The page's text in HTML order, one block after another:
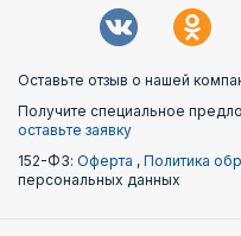
Оставьте отзыв о нашей
Получите специальное
оставьте заявку
152-ФЗ: Оферта , Политика
персональных данных